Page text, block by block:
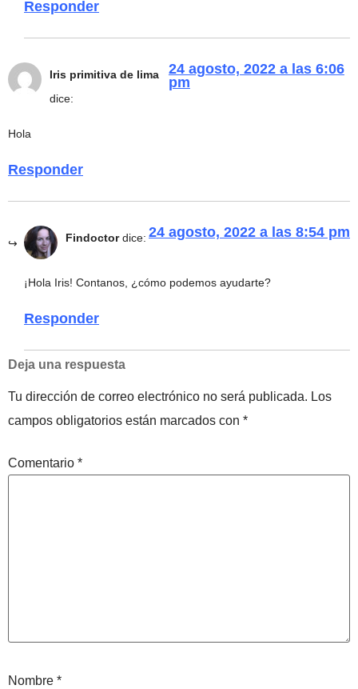
Responder
Iris primitiva de lima
dice:
24 agosto, 2022 a las 6:06
pm
Hola
Responder
Findoctor dice: 24 agosto, 2022 a las 8:54 pm
¡Hola Iris! Contanos, ¿cómo podemos ayudarte?
Responder
Deja una respuesta
Tu dirección de correo electrónico no será publicada. Los
campos obligatorios están marcados con *
Comentario *
Nombre *